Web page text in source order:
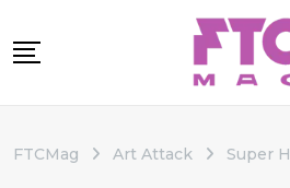
to
CATEGORIAS
FTCMag Art Attack Super